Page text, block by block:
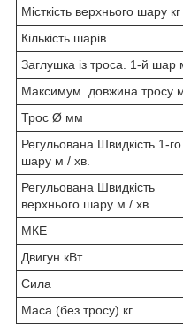
Місткість верхнього шару кг
Кількість шарів
Заглушка із троса. 1-й шар
Максимум. довжина тросу
Трос Ø мм
Регульована Швидкість 1-го
шару м / хв.
Регульована Швидкість
верхнього шару м / хв
МКЕ
Двигун кВт
Сила
Маса (без тросу) кг